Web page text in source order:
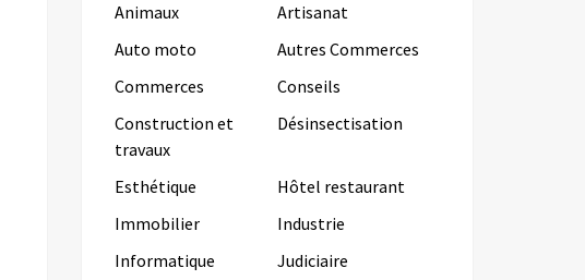
Animaux
Artisanat
Auto moto
Autres Commerces
Commerces
Conseils
Construction et
travaux
Désinsectisation
Esthétique
Hôtel restaurant
Immobilier
Industrie
Informatique
Judiciaire